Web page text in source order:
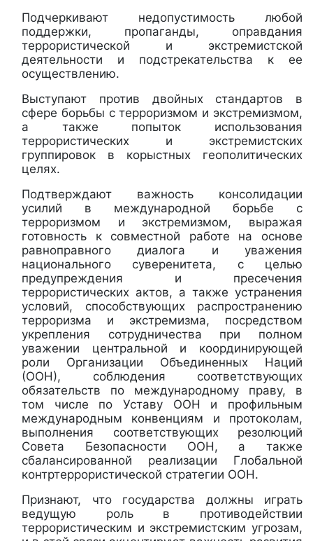
Подчеркивают недопустимость любой
поддержки, пропаганды, оправдания
террористической и экстремистской
деятельности и подстрекательства к ее
осуществлению.
Выступают против двойных стандартов в
сфере борьбы с терроризмом и экстремизмом,
а также попыток использования
террористических и экстремистских
группировок в корыстных геополитических
целях.
Подтверждают важность консолидации
усилий в международной борьбе с
терроризмом и экстремизмом, выражая
готовность к совместной работе на основе
равноправного диалога и уважения
национального суверенитета, с целью
предупреждения и пресечения
террористических актов, а также устранения
условий, способствующих распространению
терроризма и экстремизма, посредством
укрепления сотрудничества при полном
уважении центральной и координирующей
роли Организации Объединенных Наций
(ООН), соблюдения соответствующих
обязательств по международному праву, в
том числе по Уставу ООН и профильным
международным конвенциям и протоколам,
выполнения соответствующих резолюций
Совета Безопасности ООН, а также
сбалансированной реализации Глобальной
контртеррористической стратегии ООН.
Признают, что государства должны играть
ведущую роль в противодействии
террористическим и экстремистским угрозам,